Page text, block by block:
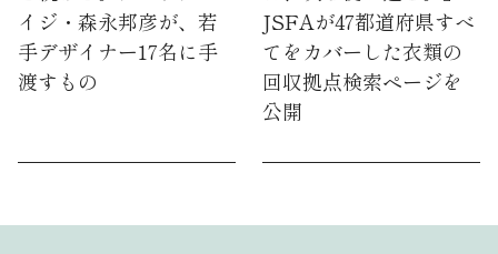
イジ・森永邦彦が、若
手デザイナー17名に手
渡すもの
JSFAが47都道府県すべ
てをカバーした衣類の
回収拠点検索ページを
公開